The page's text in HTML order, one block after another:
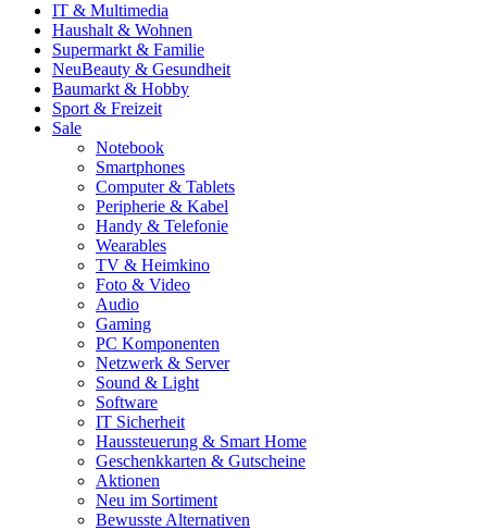
IT & Multimedia
Haushalt & Wohnen
Supermarkt & Familie
NeuBeauty & Gesundheit
Baumarkt & Hobby
Sport & Freizeit
Sale
Notebook
Smartphones
Computer & Tablets
Peripherie & Kabel
Handy & Telefonie
Wearables
TV & Heimkino
Foto & Video
Audio
Gaming
PC Komponenten
Netzwerk & Server
Sound & Light
Software
IT Sicherheit
Haussteuerung & Smart Home
Geschenkkarten & Gutscheine
Aktionen
Neu im Sortiment
Bewusste Alternativen